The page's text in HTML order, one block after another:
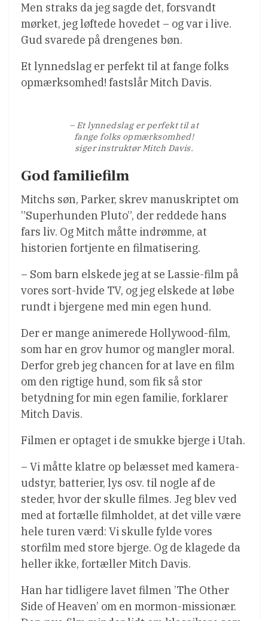
Men straks da jeg sagde det, forsvandt
mørket, jeg løftede hovedet – og var i live.
Gud svarede på drengenes bøn.
Et lynnedslag er perfekt til at fange folks
opmærksomhed! fastslår Mitch Davis.
– Et lynnedslag er perfekt til at
fange folks opmærksomhed!
siger instruktør Mitch Davis.
God familiefilm
Mitchs søn, Parker, skrev manuskriptet om
”Superhunden Pluto”, der reddede hans
fars liv. Og Mitch måtte indrømme, at
historien fortjente en filmatisering.
– Som barn elskede jeg at se Lassie-film på
vores sort-hvide TV, og jeg elskede at løbe
rundt i bjergene med min egen hund.
Der er mange animerede Hollywood-film,
som har en grov humor og mangler moral.
Derfor greb jeg chancen for at lave en film
om den rigtige hund, som fik så stor
betydning for min egen familie, forklarer
Mitch Davis.
Filmen er optaget i de smukke bjerge i Utah.
– Vi måtte klatre op belæsset med kamera-
udstyr, batterier, lys osv. til nogle af de
steder, hvor der skulle filmes. Jeg blev ved
med at fortælle filmholdet, at det ville være
hele turen værd: Vi skulle fylde vores
storfilm med store bjerge. Og de klagede da
heller ikke, fortæller Mitch Davis.
Han har tidligere lavet filmen ’The Other
Side of Heaven’ om en mormon-missionær.